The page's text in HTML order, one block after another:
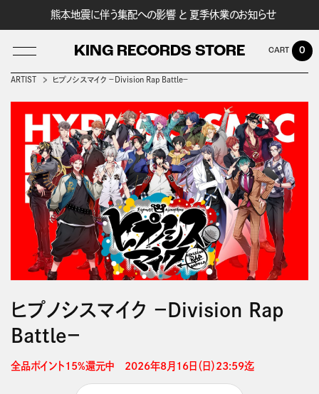
熊本地震に伴う集配への影響 と 夏季休業のお知らせ
KING RECORDS STORE
LOG IN
0
ARTIST ヒプノシスマイク －Division Rap Battle－
ヒプノシスマイク －Division Rap
Battle－
全品ポイント15%還元中　2026年8月16日（日）23:59迄